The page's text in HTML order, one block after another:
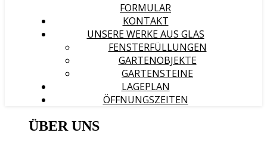
FORMULAR
KONTAKT
UNSERE WERKE AUS GLAS
FENSTERFÜLLUNGEN
GARTENOBJEKTE
GARTENSTEINE
LAGEPLAN
ÖFFNUNGSZEITEN
ÜBER UNS